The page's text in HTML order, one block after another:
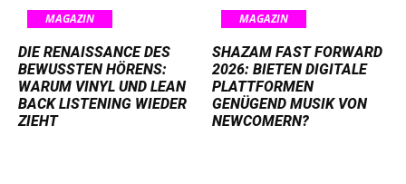
MAGAZIN
DIE RENAISSANCE DES
BEWUSSTEN HÖRENS:
WARUM VINYL UND LEAN
BACK LISTENING WIEDER
ZIEHT
MAGAZIN
SHAZAM FAST FORWARD
2026: BIETEN DIGITALE
PLATTFORMEN
GENÜGEND MUSIK VON
NEWCOMERN?